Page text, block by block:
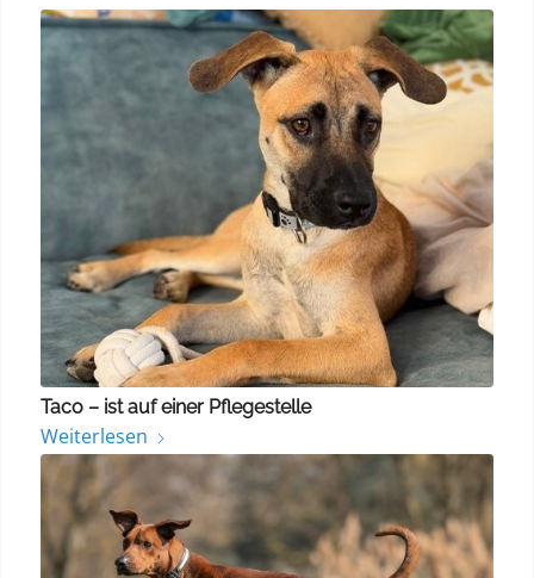
Taco – ist auf einer Pflegestelle
Weiterlesen